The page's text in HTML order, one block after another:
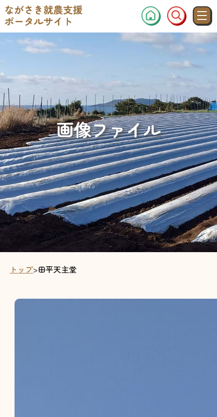
画像ファイル
トップ>田平天主堂